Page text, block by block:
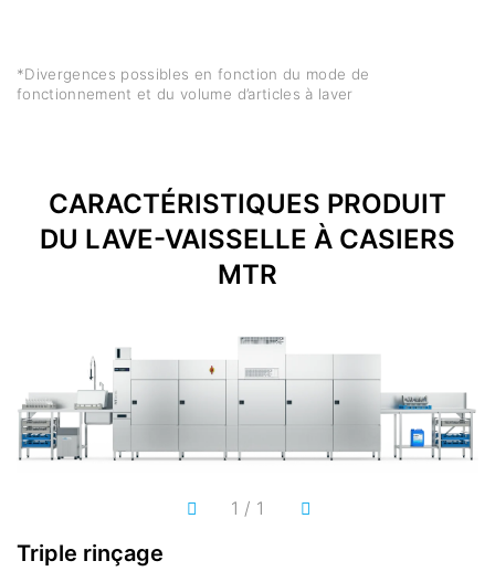
*Divergences possibles en fonction du mode de
fonctionnement et du volume d’articles à laver
CARACTÉRISTIQUES PRODUIT
DU LAVE-VAISSELLE À CASIERS
MTR
Triple rinçage
1 / 1